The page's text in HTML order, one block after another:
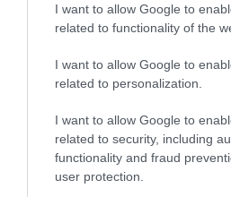
I want to allow Google to
related to functionality of the
I want to allow Google to
related to personalization.
I want to allow Google to
related to security, including
functionality and fraud
user protection.
Tévhit, hogy a strandolás után
medencék vizében szedjük össze,